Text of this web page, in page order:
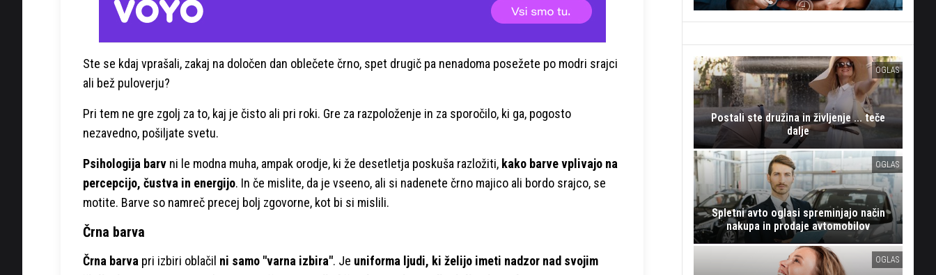
Ste se kdaj vprašali, zakaj na določen dan oblečete črno, spet drugič pa nenadoma posežete po modri srajci
ali bež puloverju?
Pri tem ne gre zgolj za to, kaj je čisto ali pri roki. Gre za razpoloženje in za sporočilo, ki ga, pogosto
nezavedno, pošiljate svetu.
Psihologija barv ni le modna muha, ampak orodje, ki že desetletja poskuša razložiti, kako barve vplivajo na
percepcijo, čustva in energijo. In če mislite, da je vseeno, ali si nadenete črno majico ali bordo srajco, se
motite. Barve so namreč precej bolj zgovorne, kot bi si mislili.
Črna barva
Črna barva pri izbiri oblačil ni samo "varna izbira". Je uniforma ljudi, ki želijo imeti nadzor nad svojim
OGLAS
Postali ste družina in življenje ... teče
dalje
OGLAS
Spletni avto oglasi spreminjajo način
nakupa in prodaje avtomobilov
OGLAS